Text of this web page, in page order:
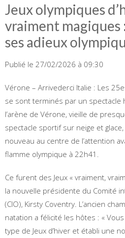
Jeux olympiques
vraiment magiques
ses adieux
Publié le 27/02/2026 à 09:30
Vérone – Arrivederci Italie : Les
se sont terminés par un spectacle
l’arène de Vérone, vieille de
spectacle sportif sur neige et
nouveau au centre de l’attention
flamme olympique à 22h41.
Ce furent des Jeux « vraiment,
la nouvelle présidente du Comité
(CIO), Kirsty Coventry. L’ancien
natation a félicité les hôtes : «
type de Jeux d’hiver et établi une